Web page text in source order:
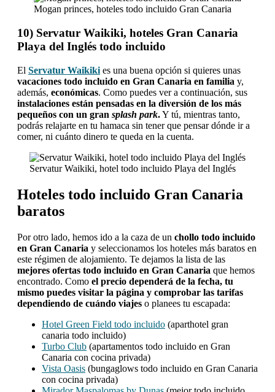
Mogan princes, hoteles todo incluido Gran Canaria
10) Servatur Waikiki, hoteles Gran Canaria
Playa del Inglés todo incluido
El Servatur Waikiki es una buena opción si quieres unas
vacaciones todo incluido en Gran Canaria en familia y,
además, económicas. Como puedes ver a continuación, sus
instalaciones están pensadas en la diversión de los más
pequeños con un gran splash park.Y tú, mientras tanto,
podrás relajarte en tu hamaca sin tener que pensar dónde ir a
comer, ni cuánto dinero te queda en la cuenta.
Servatur Waikiki, hotel todo incluido Playa del Inglés
Hoteles todo incluido Gran Canaria
baratos
Por otro lado, hemos ido a la caza de un chollo todo incluido
en Gran Canaria y seleccionamos los hoteles más baratos en
este régimen de alojamiento. Te dejamos la lista de las
mejores ofertas todo incluido en Gran Canaria que hemos
encontrado. Como el precio dependerá de la fecha, tu
mismo puedes visitar la página y comprobar las tarifas
dependiendo de cuándo viajes o planees tu escapada:
Hotel Green Field todo incluido (aparthotel gran
canaria todo incluido)
Turbo Club (apartamentos todo incluido en Gran
Canaria con cocina privada)
Vista Oasis (bungaglows todo incluido en Gran Canaria
con cocina privada)